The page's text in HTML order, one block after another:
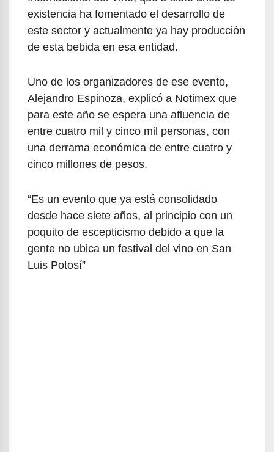
existencia ha fomentado el desarrollo de
este sector y actualmente ya hay producción
de esta bebida en esa entidad.
Uno de los organizadores de ese evento,
Alejandro Espinoza, explicó a Notimex que
para este año se espera una afluencia de
entre cuatro mil y cinco mil personas, con
una derrama económica de entre cuatro y
cinco millones de pesos.
“Es un evento que ya está consolidado
desde hace siete años, al principio con un
poquito de escepticismo debido a que la
gente no ubica un festival del vino en San
Luis Potosí”